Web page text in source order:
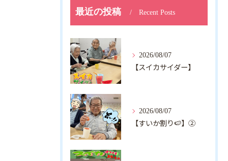
最近の投稿 Recent Posts
2026/08/07
【スイカサイダー】
2026/08/07
【すいか割り🍉】②